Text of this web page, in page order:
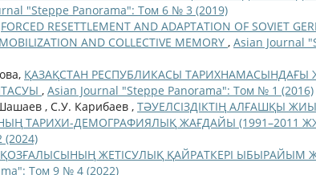
"Steppe Panorama": Том 6 № 3 (2019)
FORCED RESETTLEMENT AND ADAPTATION OF SOVIET
AND COLLECTIVE MEMORY , Asian Journal
ҚАЗАҚСТАН РЕСПУБЛИКАСЫ
, Asian Journal "Steppe Panorama": Том № 1 (2016)
, С.У. Карибаев , ТӘУЕЛСІЗДІКТІҢ АЛҒАШҚЫ
ТАРИХИ-ДЕМОГРАФИЯЛЫҚ ЖАҒДАЙЫ (1991–2011
ЖЕТІСУЛЫҚ ҚАЙРАТКЕРІ ЫБЫРАЙЫМ
Том 9 № 4 (2022)